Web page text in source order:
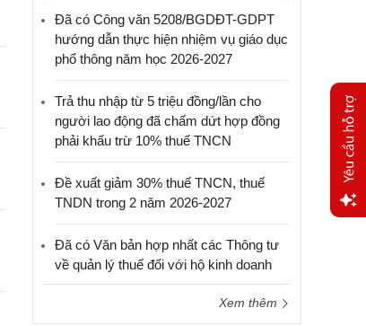
Đã có Công văn 5208/BGDĐT-GDPT
hướng dẫn thực hiện nhiệm vụ giáo dục
phổ thông năm học 2026-2027
Trả thu nhập từ 5 triệu đồng/lần cho
người lao động đã chấm dứt hợp đồng
phải khấu trừ 10% thuế TNCN
Đề xuất giảm 30% thuế TNCN, thuế
TNDN trong 2 năm 2026-2027
Đã có Văn bản hợp nhất các Thông tư
về quản lý thuế đối với hộ kinh doanh
Xem thêm